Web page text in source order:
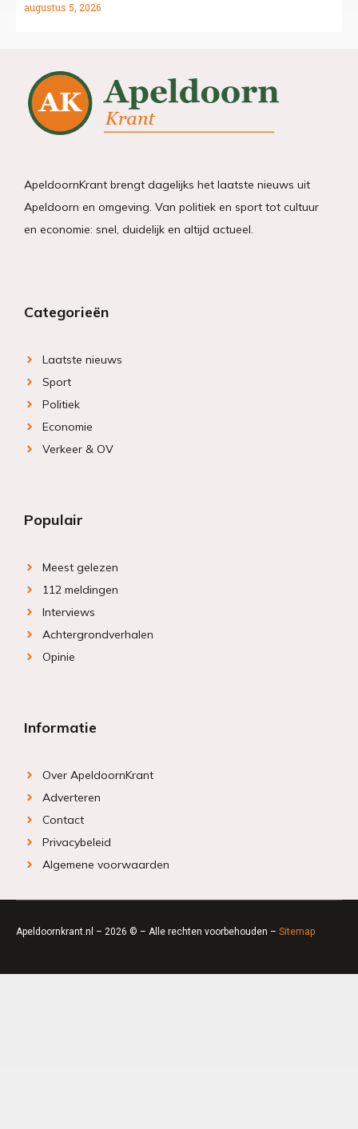
augustus 5, 2026
ApeldoornKrant brengt dagelijks het laatste nieuws uit
Apeldoorn en omgeving. Van politiek en sport tot cultuur
en economie: snel, duidelijk en altijd actueel.
Categorieën
Laatste nieuws
Sport
Politiek
Economie
Verkeer & OV
Populair
Meest gelezen
112 meldingen
Interviews
Achtergrondverhalen
Opinie
Informatie
Over ApeldoornKrant
Adverteren
Contact
Privacybeleid
Algemene voorwaarden
Apeldoornkrant.nl – 2026 © – Alle rechten voorbehouden – Sitemap